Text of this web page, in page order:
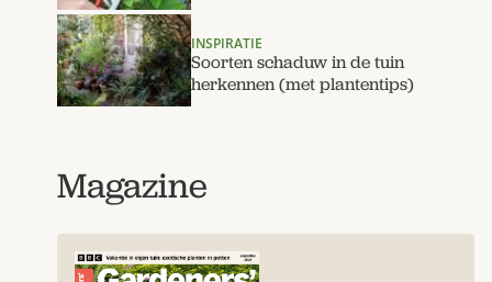
INSPIRATIE
Soorten schaduw in de tuin
herkennen (met plantentips)
Magazine